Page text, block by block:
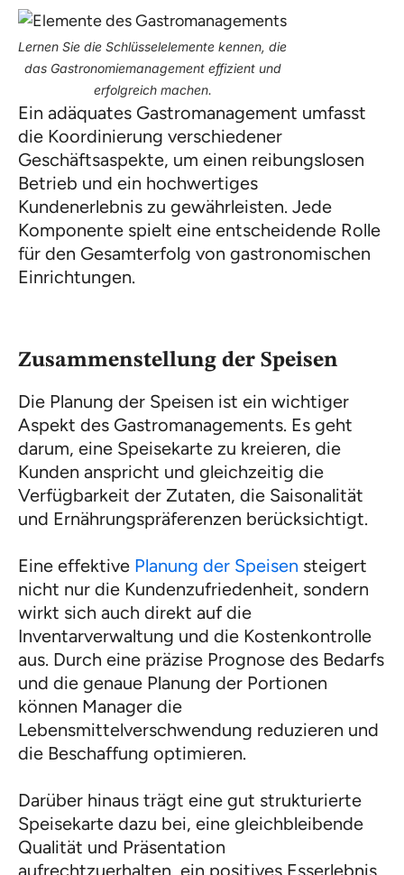
Lernen Sie die Schlüsselelemente kennen, die
das Gastronomiemanagement effizient und
erfolgreich machen.
Ein adäquates Gastromanagement umfasst
die Koordinierung verschiedener
Geschäftsaspekte, um einen reibungslosen
Betrieb und ein hochwertiges
Kundenerlebnis zu gewährleisten. Jede
Komponente spielt eine entscheidende Rolle
für den Gesamterfolg von gastronomischen
Einrichtungen.
Zusammenstellung der Speisen
Die Planung der Speisen ist ein wichtiger
Aspekt des Gastromanagements. Es geht
darum, eine Speisekarte zu kreieren, die
Kunden anspricht und gleichzeitig die
Verfügbarkeit der Zutaten, die Saisonalität
und Ernährungspräferenzen berücksichtigt.
Eine effektive Planung der Speisen steigert
nicht nur die Kundenzufriedenheit, sondern
wirkt sich auch direkt auf die
Inventarverwaltung und die Kostenkontrolle
aus. Durch eine präzise Prognose des Bedarfs
und die genaue Planung der Portionen
können Manager die
Lebensmittelverschwendung reduzieren und
die Beschaffung optimieren.
Darüber hinaus trägt eine gut strukturierte
Speisekarte dazu bei, eine gleichbleibende
Qualität und Präsentation
aufrechtzuerhalten, ein positives Esserlebnis